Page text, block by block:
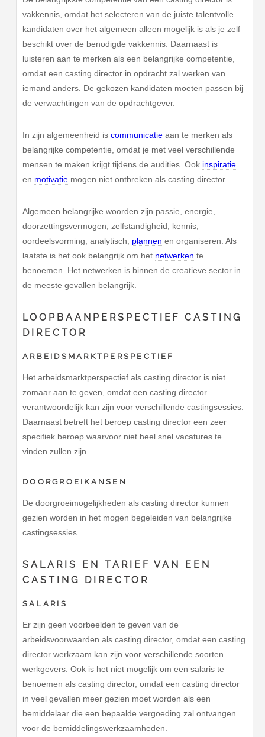
vakkennis, omdat het selecteren van de juiste talentvolle
kandidaten over het algemeen alleen mogelijk is als je zelf
beschikt over de benodigde vakkennis. Daarnaast is
luisteren aan te merken als een belangrijke competentie,
omdat een casting director in opdracht zal werken van
iemand anders. De gekozen kandidaten moeten passen bij
de verwachtingen van de opdrachtgever.
In zijn algemeenheid iscommunicatie aan te merken als
belangrijke competentie, omdat je met veel verschillende
mensen te maken krijgt tijdens de audities. Ook inspiratie
en motivatie mogen niet ontbreken als casting director.
Algemeen belangrijke woorden zijn passie, energie,
doorzettingsvermogen, zelfstandigheid, kennis,
oordeelsvorming, analytisch, plannen en organiseren. Als
laatste is het ook belangrijk om het netwerken te
benoemen. Het netwerken is binnen de creatieve sector in
de meeste gevallen belangrijk.
LOOPBAANPERSPECTIEF CASTING
DIRECTOR
ARBEIDSMARKTPERSPECTIEF
Het arbeidsmarktperspectief als casting director is niet
zomaar aan te geven, omdat een casting director
verantwoordelijk kan zijn voor verschillende castingsessies.
Daarnaast betreft het beroep casting director een zeer
specifiek beroep waarvoor niet heel snel vacatures te
vinden zullen zijn.
DOORGROEIKANSEN
De doorgroeimogelijkheden als casting director kunnen
gezien worden in het mogen begeleiden van belangrijke
castingsessies.
SALARIS EN TARIEF VAN EEN
CASTING DIRECTOR
SALARIS
Er zijn geen voorbeelden te geven van de
arbeidsvoorwaarden als casting director, omdat een casting
director werkzaam kan zijn voor verschillende soorten
werkgevers. Ook is het niet mogelijk om een salaris te
benoemen als casting director, omdat een casting director
in veel gevallen meer gezien moet worden als een
bemiddelaar die een bepaalde vergoeding zal ontvangen
voor de bemiddelingswerkzaamheden.